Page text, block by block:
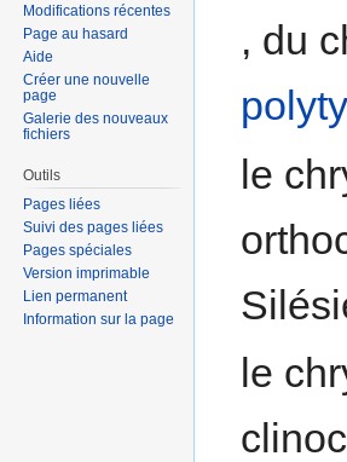
, du
le
le
Modifications récentes
Page au hasard
Aide
Créer une nouvelle
page
Galerie des nouveaux
fichiers
Outils
Pages liées
Suivi des pages liées
Pages spéciales
Version imprimable
Lien permanent
Information sur la page